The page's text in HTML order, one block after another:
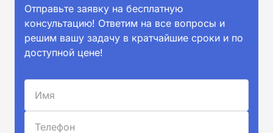
Отправьте заявку на бесплатную
консультацию! Ответим на все вопросы и
решим вашу задачу в кратчайшие сроки и по
доступной цене!